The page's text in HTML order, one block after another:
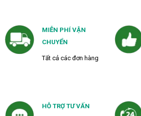
MIỄN PHÍ VẬN
CHUYỂN
Tất cả các đơn hàng
HỖ TRỢ TƯ VẤN